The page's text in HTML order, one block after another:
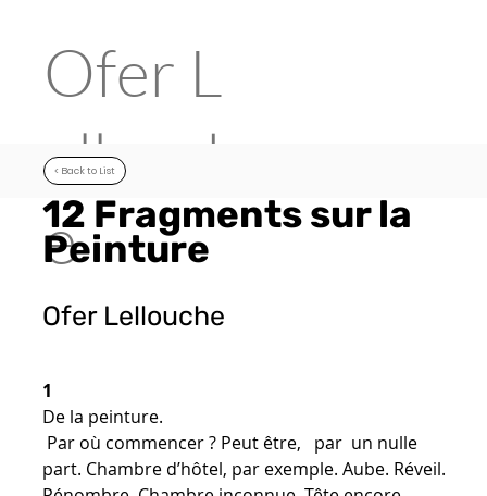
Ofer L
ellouch
e
12 Fragments sur la
Peinture
Ofer Lellouche
1
De la peinture.
Par où commencer ? Peut être, par un nulle
part. Chambre d’hôtel, par exemple. Aube. Réveil.
< Back to List